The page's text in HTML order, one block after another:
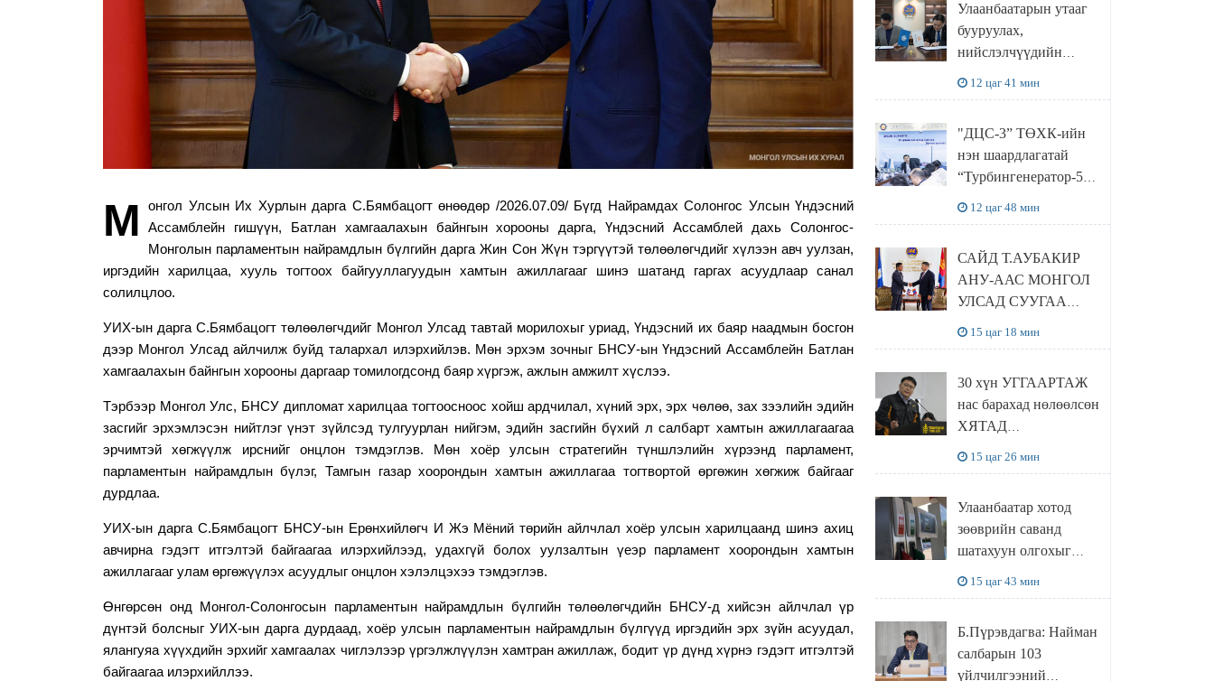
М
онгол Улсын Их Хурлын дарга С.Бямбацогт өнөөдөр /2026.07.09/ Бүгд Найрамдах Солонгос Улсын Үндэсний
Ассамблейн гишүүн, Батлан хамгаалахын байнгын хорооны дарга,Үндэсний Ассамблей дахь Солонгос-
Монголын парламентын найрамдлын бүлгийн дарга Жин Сон Жүн тэргүүтэй төлөөлөгчдийг хүлээн авч уулзан,
иргэдийн харилцаа, хууль тогтоох байгууллагуудын хамтын ажиллагааг шинэ шатанд гаргах асуудлаар санал
солилцлоо.
УИХ-ын дарга С.Бямбацогт төлөөлөгчдийг Монгол Улсад тавтай морилохыг уриад, Үндэсний их баяр наадмын босгон
дээр Монгол Улсад айлчилж буйд талархал илэрхийлэв. Мөнэрхэм зочныгБНСУ-ын Үндэсний Ассамблейн Батлан
хамгаалахын байнгын хорооны даргаар томилогдсонд баяр хүргэж, ажлын амжилт хүслээ.
Тэрбээр Монгол Улс, БНСУ дипломат харилцаа тогтоосноос хойш ардчилал, хүний эрх, эрх чөлөө, зах зээлийн эдийн
засгийг эрхэмлэсэн нийтлэг үнэт зүйлсэд тулгуурлан нийгэм, эдийн засгийн бүхий л салбарт хамтын ажиллагаагаа
эрчимтэй хөгжүүлж ирснийг онцлон тэмдэглэв. Мөн хоёр улсын стратегийн түншлэлийн хүрээнд парламент,
парламентын найрамдлын бүлэг, Тамгын газар хоорондын хамтын ажиллагаа тогтвортой өргөжин хөгжиж байгааг
дурдлаа.
УИХ-ын дарга С.Бямбацогт БНСУ-ын Ерөнхийлөгч И Жэ Мёний төрийн айлчлал хоёр улсын харилцаанд шинэ ахиц
авчирна гэдэгт итгэлтэй байгаагаа илэрхийлээд, удахгүй болох уулзалтын үеэр парламент хоорондын хамтын
ажиллагааг улам өргөжүүлэх асуудлыг онцлон хэлэлцэхээ тэмдэглэв.
Өнгөрсөн онд Монгол-Солонгосын парламентын найрамдлын бүлгийн төлөөлөгчдийн БНСУ-д хийсэн айлчлал үр
дүнтэй болсныгУИХ-ын дарга дурдаад, хоёр улсын парламентын найрамдлын бүлгүүд иргэдийн эрх зүйн асуудал,
ялангуяа хүүхдийн эрхийг хамгаалах чиглэлээр үргэлжлүүлэн хамтран ажиллаж, бодит үр дүнд хүрнэ гэдэгт итгэлтэй
байгаагаа илэрхийллээ.
НИЙТИЙН
ХЭЛЭЛЦҮҮЛЭГ
БОЛЛОО
Улаанбаатарын утааг
бууруулах,
нийслэлчүүдийн
баялгийн сан нэгдэл”
ХХК-тай хамтран
хэрэгжүүлнэ
12 цаг 41 мин
"ДЦС-3” ТӨХК-ийн
нэн шаардлагатай
“Турбингенератор-5”-
12 цаг 48 мин
САЙД Т.АУБАКИР
АНУ-ААС МОНГОЛ
УЛСАД СУУГАА
ХҮЛЭЭН АВЧ
УУЛЗЛАА
15 цаг 18 мин
30 хүн УГГААРТАЖ
нас барахад нөлөөлсөн
ХЯТАД
худалдаж авахаар
болжээ
15 цаг 26 мин
Улаанбаатар хотод
зөөврийн саванд
шатахуун олгохыг
15 цаг 43 мин
Б.Пүрэвдагва: Найман
салбарын 103
үйлчилгээний